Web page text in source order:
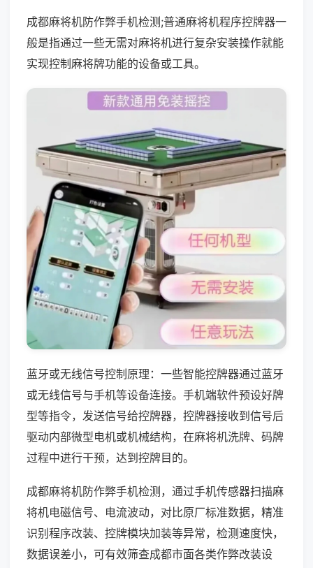
成都麻将机防作弊手机检测;普通麻将机程序控牌器一
般是指通过一些无需对麻将机进行复杂安装操作就能
实现控制麻将牌功能的设备或工具。
蓝牙或无线信号控制原理：一些智能控牌器通过蓝牙
或无线信号与手机等设备连接。手机端软件预设好牌
型等指令，发送信号给控牌器，控牌器接收到信号后
驱动内部微型电机或机械结构，在麻将机洗牌、码牌
过程中进行干预，达到控牌目的。
成都麻将机防作弊手机检测，通过手机传感器扫描麻
将机电磁信号、电流波动，对比原厂标准数据，精准
识别程序改装、控牌模块加装等异常，检测速度快，
数据误差小，可有效筛查成都市面各类作弊改装设